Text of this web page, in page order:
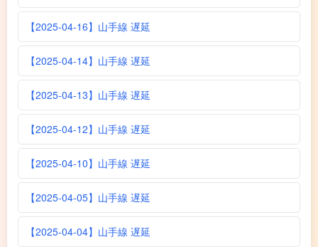
【2025-04-16】山手線 遅延
【2025-04-14】山手線 遅延
【2025-04-13】山手線 遅延
【2025-04-12】山手線 遅延
【2025-04-10】山手線 遅延
【2025-04-05】山手線 遅延
【2025-04-04】山手線 遅延